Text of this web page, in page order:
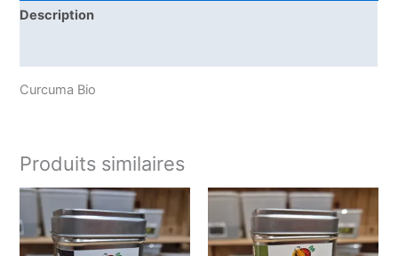
Description
Curcuma Bio
Produits similaires